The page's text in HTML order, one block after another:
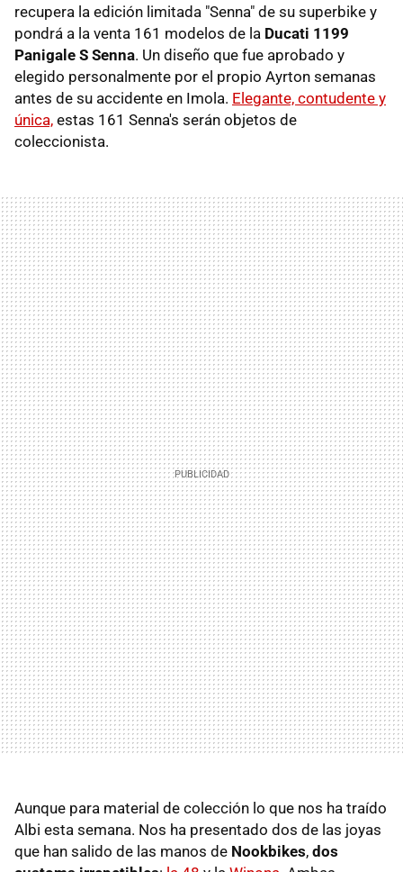
recupera la edición limitada "Senna" de su superbike y
pondrá a la venta 161 modelos de la Ducati 1199
Panigale S Senna. Un diseño que fue aprobado y
elegido personalmente por el propio Ayrton semanas
antes de su accidente en Imola. Elegante, contudente y
única, estas 161 Senna's serán objetos de
coleccionista.
Aunque para material de colección lo que nos ha traído
Albi esta semana. Nos ha presentado dos de las joyas
que han salido de las manos de Nookbikes, dos